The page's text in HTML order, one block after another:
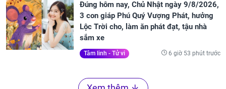
Đúng hôm nay, Chủ Nhật ngày 9/8/2026,
3 con giáp Phú Quý Vượng Phát, hưởng
Lộc Trời cho, làm ăn phát đạt, tậu nhà
sắm xe
Tâm linh - Tử vi 6 giờ 53 phút trước